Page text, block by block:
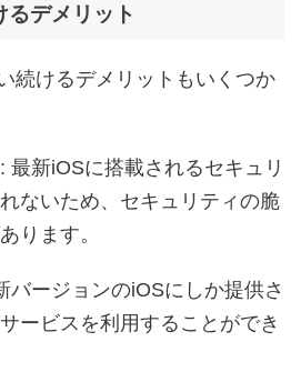
デメリット
続けるデメリットもいくつか
最新iOSに搭載されるセキュリ
ないため、セキュリティの脆
ります。
バージョンのiOSにしか提供さ
ービスを利用することができ